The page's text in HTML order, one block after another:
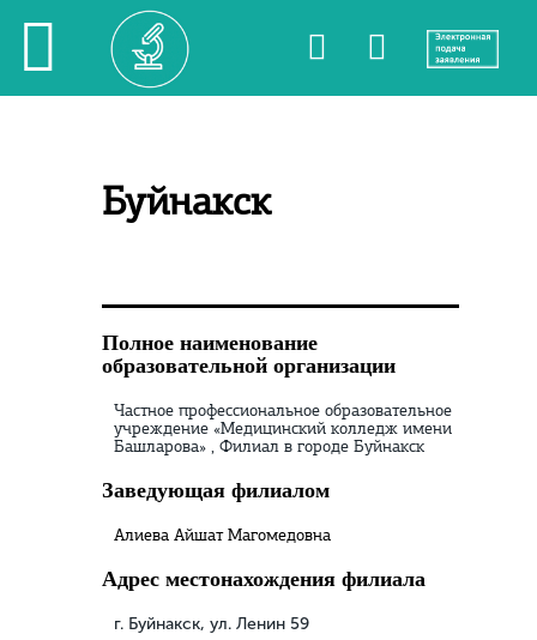
Буйнакск
Полное наименование
образовательной организации
Частное профессиональное образовательное
учреждение «Медицинский колледж имени
Башларова» , Филиал в городе Буйнакск
Заведующая филиалом
Алиева Айшат Магомедовна
Адрес местонахождения филиала
г. Буйнакск, ул. Ленин 59